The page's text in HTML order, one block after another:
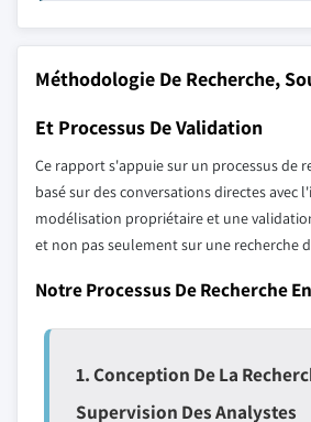
Méthodologie De Recherche,
Et Processus De Validation
Ce rapport s'appuie sur un processus de
basé sur des conversations directes avec
modélisation propriétaire et une
et non pas seulement sur une recherche
Notre Processus De Recherche
1. Conception De La
Supervision Des Analystes